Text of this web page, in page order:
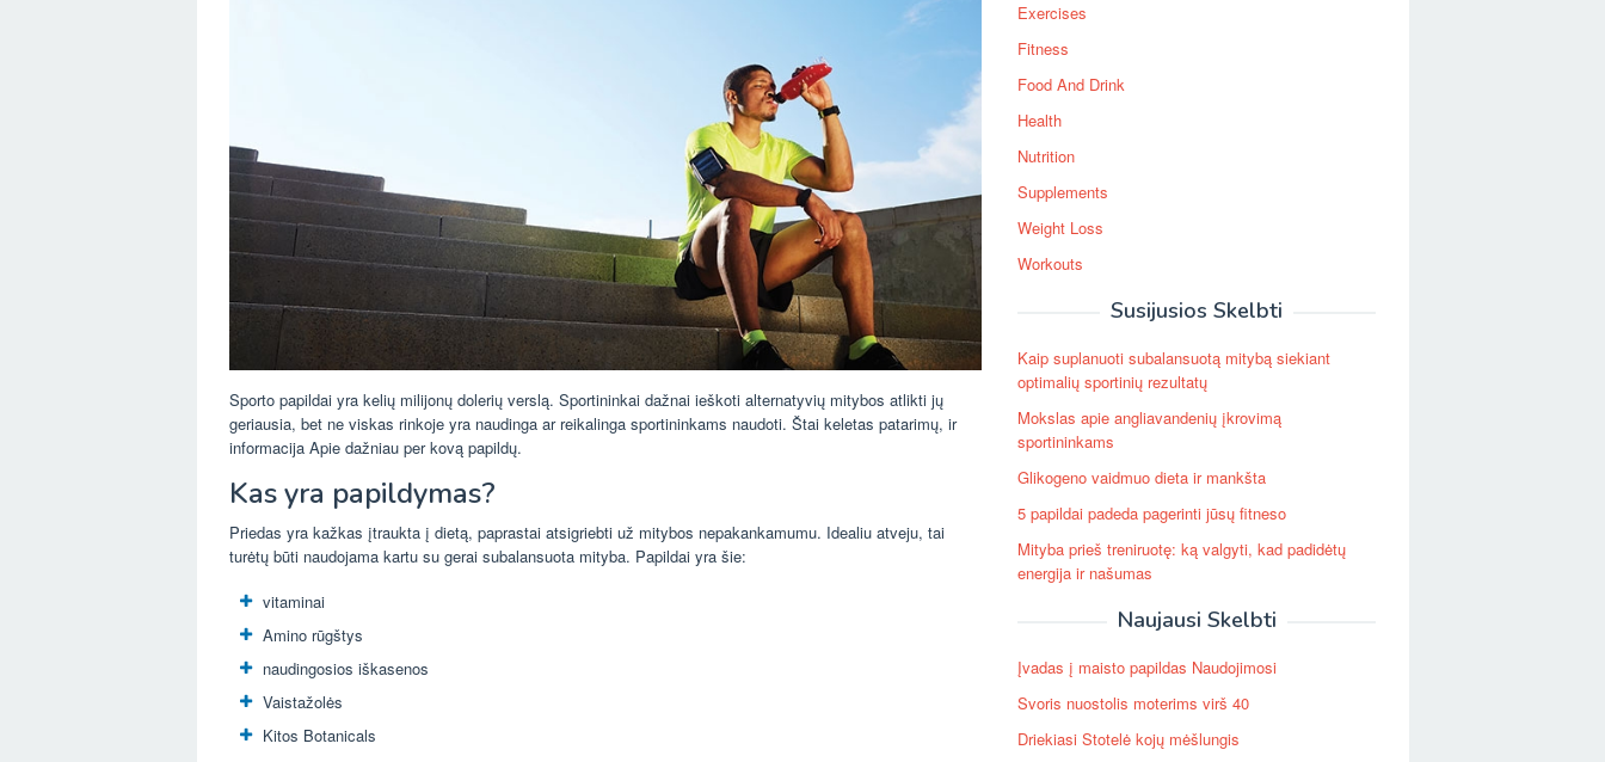
Sporto papildai yra kelių milijonų dolerių verslą. Sportininkai dažnai ieškoti alternatyvių mitybos atlikti jų
geriausia, bet ne viskas rinkoje yra naudinga ar reikalinga sportininkams naudoti. Štai keletas patarimų, ir
informacija Apie dažniau per kovą papildų.
Kas yra papildymas?
Priedas yra kažkas įtraukta į dietą, paprastai atsigriebti už mitybos nepakankamumu. Idealiu atveju, tai
turėtų būti naudojama kartu su gerai subalansuota mityba. Papildai yra šie:
vitaminai
Amino rūgštys
naudingosios iškasenos
Vaistažolės
Kitos Botanicals
Exercises
Fitness
Food And Drink
Health
Nutrition
Supplements
Weight Loss
Workouts
Susijusios Skelbti
Kaip suplanuoti subalansuotą mitybą siekiant
optimalių sportinių rezultatų
Mokslas apie angliavandenių įkrovimą
sportininkams
Glikogeno vaidmuo dieta ir mankšta
5 papildai padeda pagerinti jūsų fitneso
Mityba prieš treniruotę: ką valgyti, kad padidėtų
energija ir našumas
Naujausi Skelbti
Įvadas į maisto papildas Naudojimosi
Svoris nuostolis moterims virš 40
Driekiasi Stotelė kojų mėšlungis